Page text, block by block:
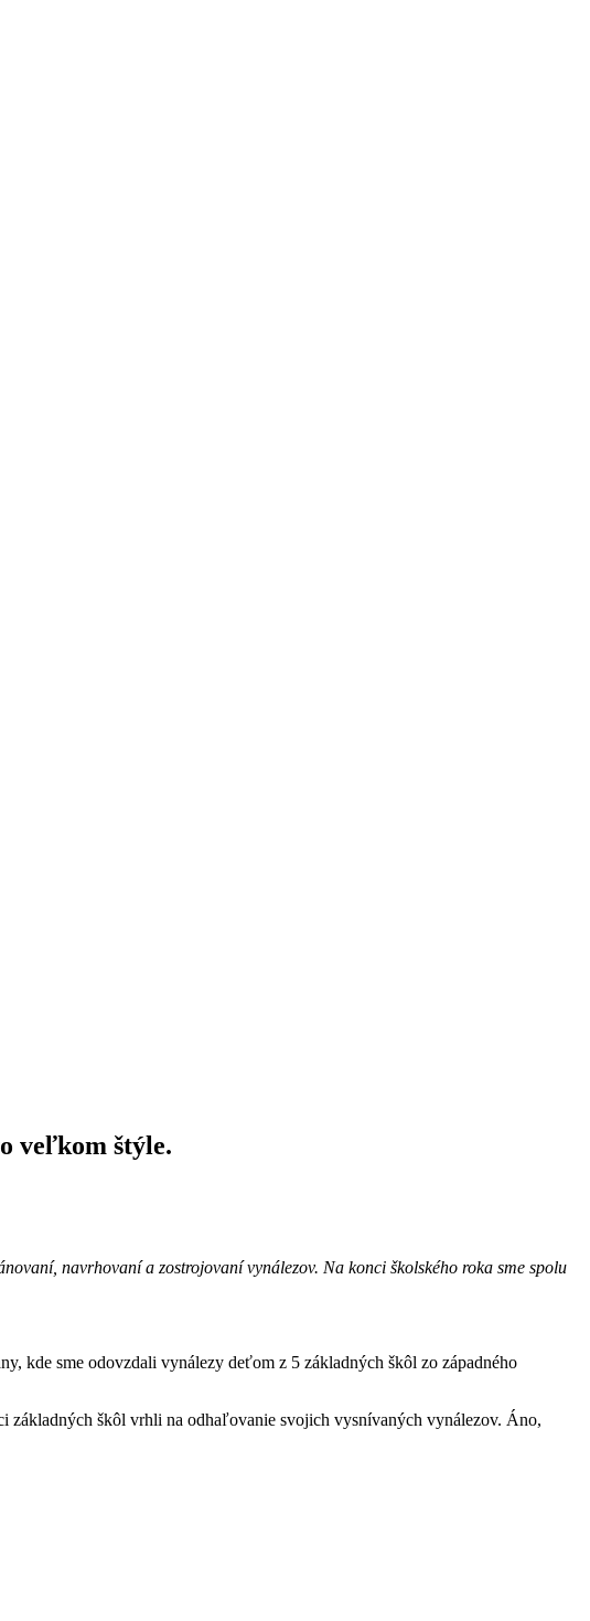
veľkom štýle.
navrhovaní a zostrojovaní vynálezov. Na konci školského roka sme spolu
kde sme odovzdali vynálezy deťom z 5 základných škôl zo západného
základných škôl vrhli na odhaľovanie svojich vysnívaných vynálezov. Áno,